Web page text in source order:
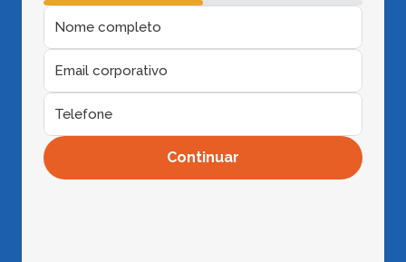
Continuar